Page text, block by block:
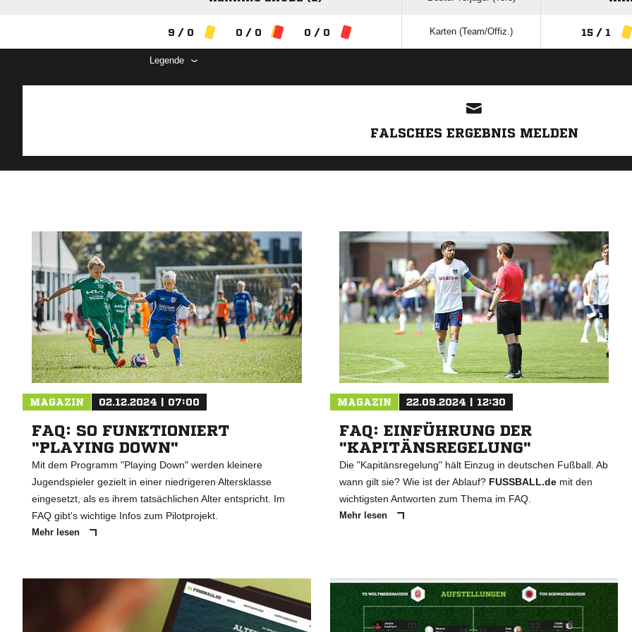
9 / 0 0 / 0 0 / 0 Karten (Team/Offiz.) 15 / 1
Legende
FALSCHES ERGEBNIS MELDEN
MAGAZIN 02.12.2024 | 07:00
FAQ: SO FUNKTIONIERT
"PLAYING DOWN"
Mit dem Programm "Playing Down" werden kleinere
Jugendspieler gezielt in einer niedrigeren Altersklasse
eingesetzt, als es ihrem tatsächlichen Alter entspricht. Im
FAQ gibt's wichtige Infos zum Pilotprojekt.
Mehr lesen
MAGAZIN 22.09.2024 | 12:30
FAQ: EINFÜHRUNG DER
"KAPITÄNSREGELUNG"
Die "Kapitänsregelung" hält Einzug in deutschen Fußball. Ab
wann gilt sie? Wie ist der Ablauf? FUSSBALL.demit den
wichtigsten Antworten zum Thema im FAQ.
Mehr lesen